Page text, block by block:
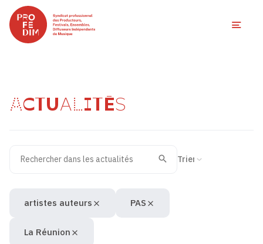
ACTUALITÉS
Recherche
Valider
artistes auteurs PAS
La Réunion